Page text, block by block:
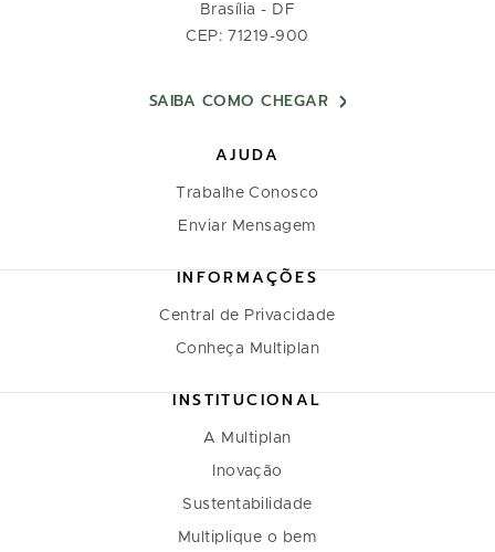
Brasília - DF
CEP: 71219-900
SAIBA COMO CHEGAR
AJUDA
Trabalhe Conosco
Enviar Mensagem
INFORMAÇÕES
Central de Privacidade
Conheça Multiplan
INSTITUCIONAL
A Multiplan
Inovação
Sustentabilidade
Multiplique o bem